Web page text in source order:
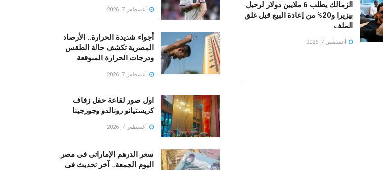
الزمالك يطلب 6 ملايين دولار لرحيل
بيزيرا و20% من إعادة البيع قبل غلق
الملف
أغسطس 7, 2026
أغسطس 7, 2026
أجواء شديدة الحرارة.. الأرصاد
المصرية تكشف حالة الطقس
ودرجات الحرارة المتوقعة
أغسطس 7, 2026
اول صور لقاعة حفل زفاف
كريستيانو رونالدو وجورجينا
أغسطس 7, 2026
سعر الدرهم الإماراتى فى مصر
اليوم الجمعة.. آخر تحديث فى